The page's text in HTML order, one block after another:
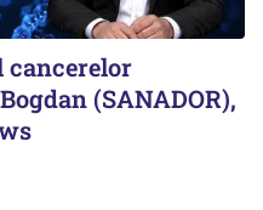
cancerelor
(SANADOR),